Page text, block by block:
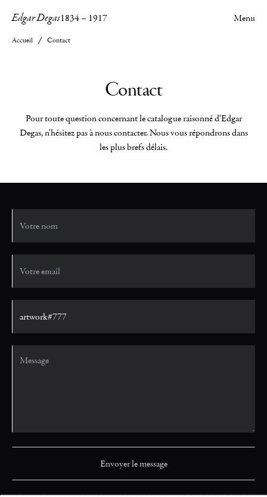
Edgar Degas1834– 1917 Menu
Accueil Contact
Contact
Pour toute question concernant le catalogue raisonné d'Edgar
Degas, n'hésitez pas à nous contacter. Nous vous répondrons dans
les plus brefs délais.